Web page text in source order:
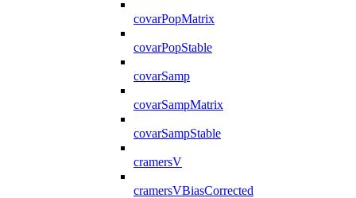
covarPopMatrix
covarPopStable
covarSamp
covarSampMatrix
covarSampStable
cramersV
cramersVBiasCorrected